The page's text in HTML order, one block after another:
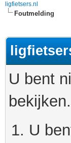
ligfietsers.nl
Foutmelding
U bent
U